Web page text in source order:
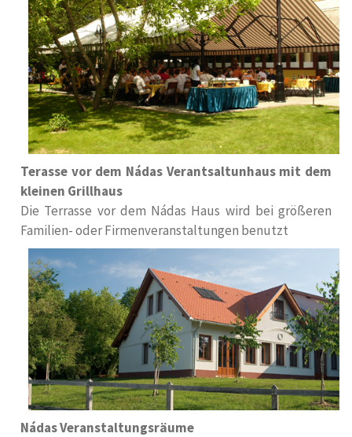
Terasse vor dem Nádas Verantsaltunhaus mit dem
kleinen Grillhaus
Die Terrasse vor dem Nádas Haus wird bei größeren
Familien- oder Firmenveranstaltungen benutzt
Nádas Veranstaltungsräume